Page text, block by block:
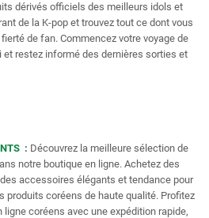
dérivés officiels des meilleurs idols et
de la K-pop et trouvez tout ce dont vous
de fan. Commencez votre voyage de
et restez informé des dernières sorties et
: Découvrez la meilleure sélection de
notre boutique en ligne. Achetez des
accessoires élégants et tendance pour
produits coréens de haute qualité. Profitez
coréens avec une expédition rapide,